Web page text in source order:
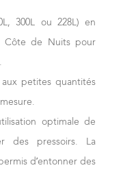
300L ou 228L) en
Côte de Nuits pour
petites quantités
optimale de
des pressoirs. La
d’entonner des
fractionné pour
meilleurs jus. Après
meilleures ont été
l'élevage.
la fraîcheur
généreux.
à se révéler
beau potentiel de
vins rouges. Les
de charme
favorablement au fil
c’est la capacité
toute leur typicité. Il
2022 est vraiment
à Chablis.